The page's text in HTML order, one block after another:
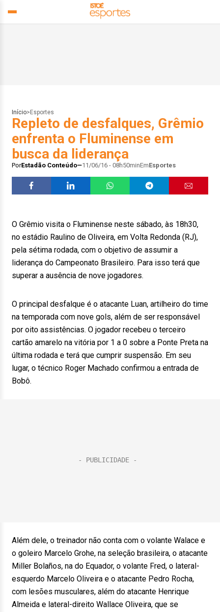
Início> Esportes
Repleto de desfalques, Grêmio
enfrenta o Fluminense em
busca da liderança
PorEstadão Conteúdo 11/06/16 - 08h50minEmEsportes
O Grêmio visita o Fluminense neste sábado, às 18h30,
no estádio Raulino de Oliveira, em Volta Redonda (RJ),
pela sétima rodada, com o objetivo de assumir a
liderança do Campeonato Brasileiro. Para isso terá que
superar a ausência de nove jogadores.
O principal desfalque é o atacante Luan, artilheiro do time
na temporada com nove gols, além de ser responsável
por oito assistências. O jogador recebeu o terceiro
cartão amarelo na vitória por 1 a 0 sobre a Ponte Preta na
última rodada e terá que cumprir suspensão. Em seu
lugar, o técnico Roger Machado confirmou a entrada de
Bobô.
Além dele, o treinador não conta com o volante Walace e
o goleiro Marcelo Grohe, na seleção brasileira, o atacante
Miller Bolaños, na do Equador, o volante Fred, o lateral-
esquerdo Marcelo Oliveira e o atacante Pedro Rocha,
com lesões musculares, além do atacante Henrique
Almeida e lateral-direito Wallace Oliveira, que se